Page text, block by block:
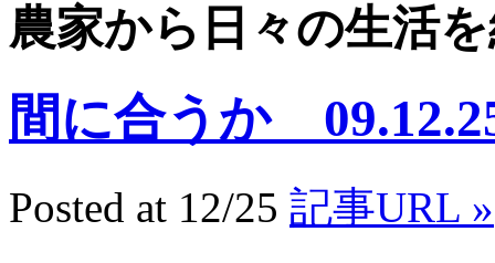
農家から日々の生活
間に合うか
Posted at 12/25 記事URL »